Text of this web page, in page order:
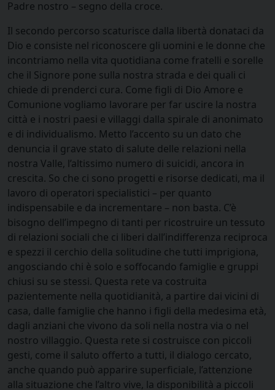
Padre nostro – segno della croce.
Il secondo percorso scaturisce dalla libertà donataci da
Dio e consiste nel riconoscere gli uomini e le donne che
incontriamo nella vita quotidiana come fratelli e sorelle
che il Signore pone sulla nostra strada e dei quali ci
chiede di prenderci cura. Come figli di Dio Amore e
Comunione vogliamo lavorare per far uscire la nostra
città e i nostri paesi e villaggi dalla spirale di anonimato
e di individualismo. Metto l’accento su un dato che
denuncia il grave stato di salute delle relazioni nella
nostra Valle, l’altissimo numero di suicidi, ancora in
crescita. So che ci sono progetti e risorse dedicati, ma il
lavoro di operatori specialistici – per quanto
indispensabile e da incrementare – non basta. C’è
bisogno dell’impegno di tanti per ricostruire un tessuto
di relazioni sociali che ci liberi dall’indifferenza reciproca
e spezzi il cerchio della solitudine che tutti imprigiona,
angosciando chi è solo e soffocando famiglie e gruppi
chiusi su se stessi. Questa rete va costruita
pazientemente nella quotidianità, a partire dai vicini di
casa, dalle famiglie che hanno i figli della medesima età,
dagli anziani che vivono da soli nella nostra via o nel
nostro villaggio. Questa rete si costruisce con piccoli
gesti, come il saluto offerto a tutti, il dialogo cercato,
anche quando può apparire superficiale, l’attenzione
alla situazione che l’altro vive, la disponibilità a piccoli